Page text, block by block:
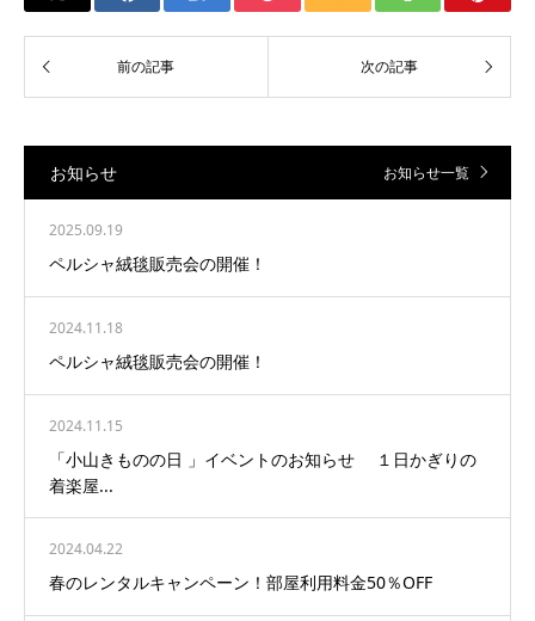
お知らせ お知らせ一覧
2025.09.19
ペルシャ絨毯販売会の開催！
2024.11.18
ペルシャ絨毯販売会の開催！
2024.11.15
「小山きものの日 」イベントのお知らせ １日かぎりの
着楽屋...
2024.04.22
春のレンタルキャンペーン！部屋利用料金50％OFF